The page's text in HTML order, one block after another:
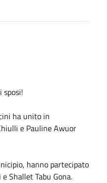
sposi!
ha unito in
e Pauline Awuor
hanno partecipato
Shallet Tabu Gona.